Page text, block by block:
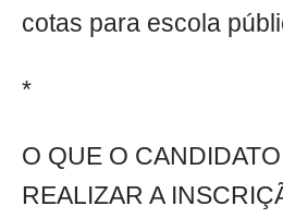
cotas para escola
*
O QUE O
REALIZAR A